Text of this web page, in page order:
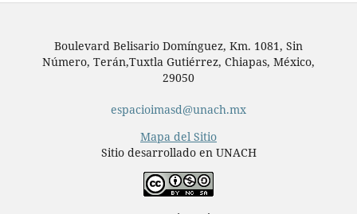
Boulevard Belisario Domínguez, Km. 1081, Sin
Número, Terán,Tuxtla Gutiérrez, Chiapas, México,
29050
espacioimasd@unach.mx
Mapa del Sitio
Sitio desarrollado en UNACH